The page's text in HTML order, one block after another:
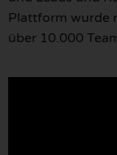
Plattform wurde
über 10.000